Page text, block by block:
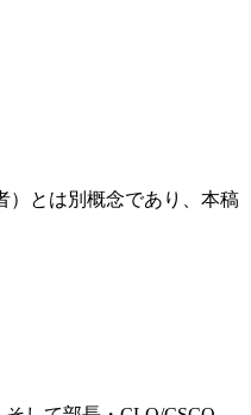
）とは別概念であり、本稿